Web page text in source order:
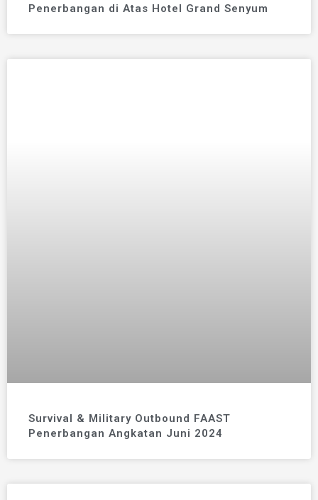
Penerbangan di Atas Hotel Grand Senyum
Survival & Military Outbound FAAST
Penerbangan Angkatan Juni 2024